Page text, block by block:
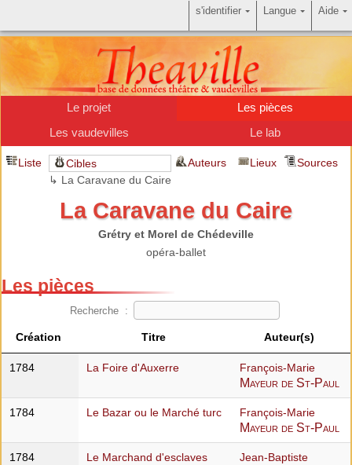
Le projet
Les pièces
Les vaudevilles
Le lab
Liste
Cibles
↳ La Caravane du Caire
Auteurs Lieux Sources
La Caravane du Caire
Grétry et Morel de Chédeville
opéra-ballet
Les pièces
Recherche :
Création Titre Auteur(s)
1784 La Foire d'Auxerre François-Marie
Mayeur de St-Paul
1784 Le Bazar ou le Marché turc François-Marie
Mayeur de St-Paul
1784 Le Marchand d'esclaves Jean-Baptiste
Aide
Langue
s'identifier